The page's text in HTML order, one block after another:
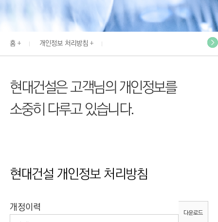
I
:
N
N
E
E
G
&
홈 개인정보 처리방침
현대건설은 고객님의 개인정보를
소중히 다루고 있습니다.
현대건설 개인정보 처리방침
개정이력 다운로드